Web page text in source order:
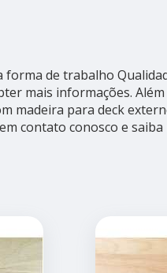
forma de trabalho
mais informações.
madeira para deck
contato conosco e saiba